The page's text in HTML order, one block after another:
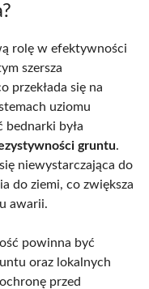
rolę w efektywności
szersza
przekłada się na
uziomu
bednarki była
gruntu.
niewystarczająca do
do ziemi, co zwiększa
awarii.
powinna być
oraz lokalnych
przed